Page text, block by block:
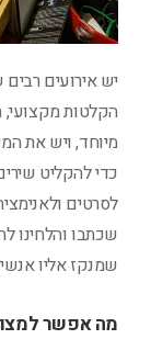
יש אירועים
הקלטות
מיוחד, ויש את
כדי להקליט
לסרטים
שכתבו והלחינו
שמנקז אליו
מה אפשר